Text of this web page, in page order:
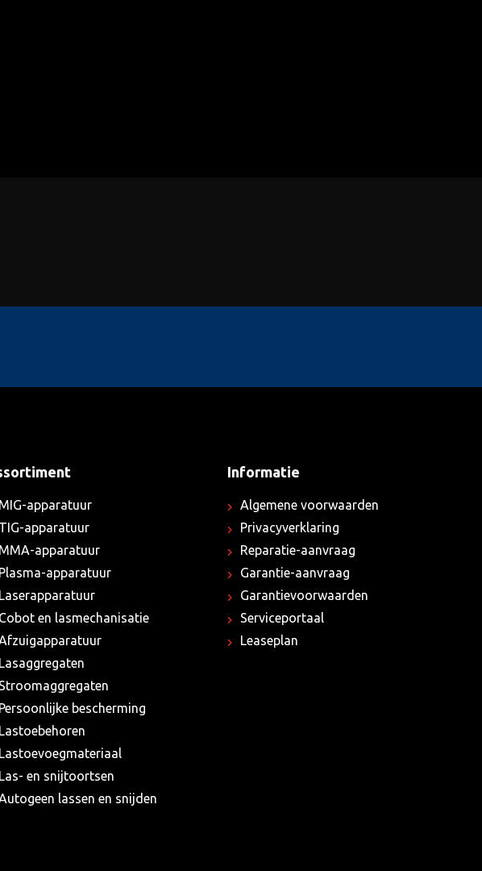
MIG-apparatuur
TIG-apparatuur
MMA-apparatuur
Plasma-apparatuur
Laserapparatuur
Cobot en lasmechanisatie
Lasaggregaten
Stroomaggregaten
Persoonlijke bescherming
Lastoebehoren
Lastoevoegmateriaal
Las- en snijtoortsen
lassen en snijden
Informatie
Algemene voorwaarden
Privacyverklaring
Reparatie-aanvraag
Garantie-aanvraag
Garantievoorwaarden
Serviceportaal
Leaseplan